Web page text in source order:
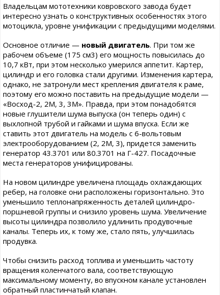
Владельцам мототехники ковровского завода будет
интересно узнать о конструктивных особенностях этого
мотоцикла, уровне унификации с предыдущими моделями.
Основное отличие — новый двигатель. При том же
рабочем объеме (175 см3) его мощность повысилась до
10,7 кВт, при этом несколько умерился аппетит. Картер,
цилиндр и его головка стали другими. Изменения картера,
однако, не затронули мест крепления двигателя к раме,
поэтому его можно поставить на предыдущие модели —
«Восход-2, 2М, 3, 3М». Правда, при этом понадобятся
новые глушители шума выпуска (он теперь один) с
выхлопной трубой и гайками и шума впуска. Если же
ставить этот двигатель на модель с 6-вольтовым
электрооборудованием (2, 2М, 3), придется заменить
генератор 43.3701 или 80.3701 на Г-427. Посадочные
места генераторов унифицированы.
На новом цилиндре увеличена площадь охлаждающих
ребер, на головке они расположены горизонтально. Это
уменьшило теплонапряженность деталей цилиндро-
поршневой группы и снизило уровень шума. Увеличение
высоты цилиндра позволило удлинить продувочные
каналы. Теперь их, к тому же, стало пять, улучшилась
продувка.
Чтобы снизить расход топлива и уменьшить частоту
вращения коленчатого вала, соответствующую
максимальному моменту, во впускном канале установлен
обратный пластинчатый клапан.